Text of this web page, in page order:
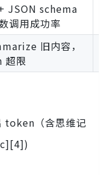
JSON schema
调用成功率
旧内容，
超限
token（含思维记